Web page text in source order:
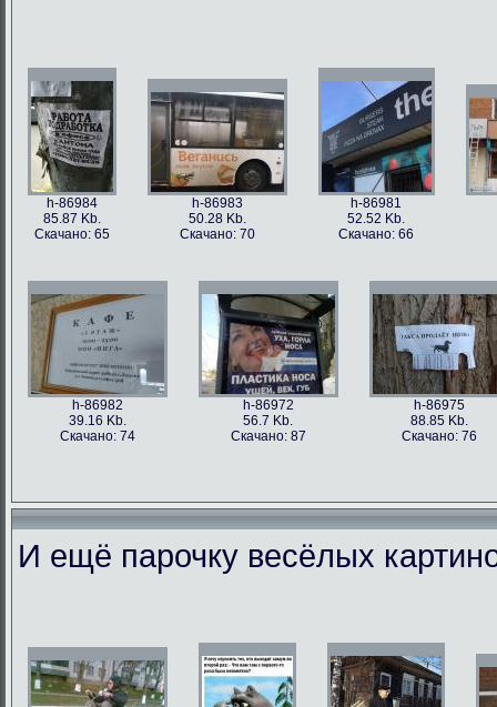
h-86984
85.87 Kb.
Скачано: 65
h-86983
50.28 Kb.
Скачано: 70
h-86981
52.52 Kb.
Скачано: 66
h-86982
39.16 Kb.
Скачано: 74
h-86972
56.7 Kb.
Скачано: 87
h-86975
88.85 Kb.
Скачано: 76
И ещё парочку весёлых